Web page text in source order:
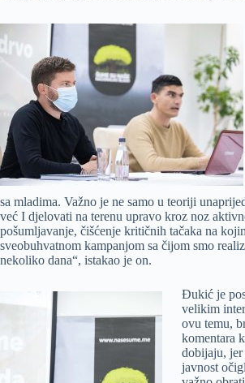
sa mladima. Važno je ne samo u teoriji
već I djelovati na terenu upravo kroz noz
pošumljavanje, čišćenje kritičnih tačaka na
sveobuhvatnom kampanjom sa čijom smo
nekoliko dana“, istakao je on.
Đukić je
velikim
ovu temu,
komentara
dobijaju, jer
javnost